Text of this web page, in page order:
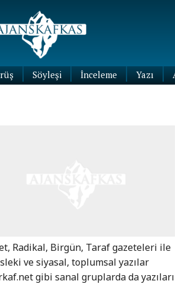
Söyleşi İnceleme
Yazı
Radikal, Birgün, Taraf gazeteleri ile
ve siyasal, toplumsal yazılar
gibi sanal gruplarda da